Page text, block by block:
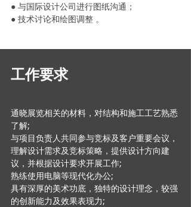
● 与国际设计公司进行图纸沟通；
● 技术讨论和绘图调整 。
工作要求
通晓展览相关的材料，对结构和施工工艺熟悉
了解;
与项目负责人共同参与竞标及客户重要会议，
理解设计需求及竞标策略，提供设计方向建
议，并根据设计要求开展工作;
熟练使用电脑等现代化办公;
具有深厚的美术功底，独特的设计理念，较强
的创新能力及效果表现力;